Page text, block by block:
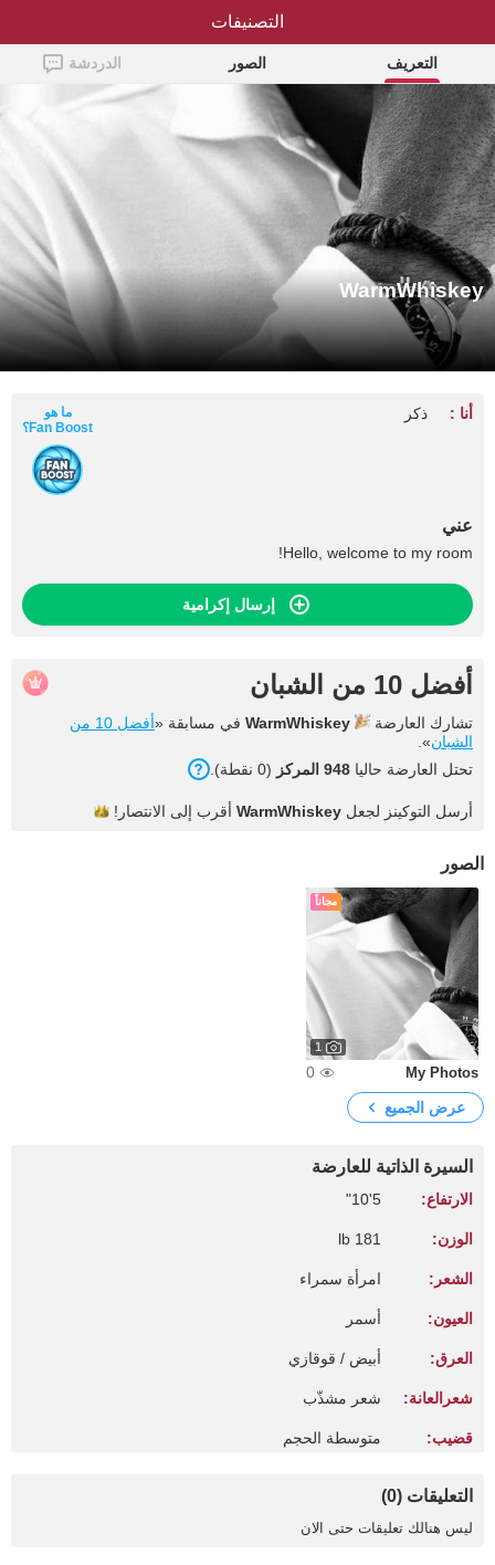
WarmWhiskey
التعريف الصور الدردشة
WarmWhiskey
أنا : ذكر
ما هو
Fan Boost؟
عني
Hello, welcome to my room!
إرسال إكرامية
أفضل 10 من الشبان
تشارك العارضة WarmWhiskey في مسابقة «
أفضل 10 من
الشبان».
تحتل العارضة حاليا 948 المركز (0 نقطة).
أرسل التوكينز لجعل WarmWhiskey أقرب إلى الانتصار!
الصور
مجاناً
1
My Photos
0
عرض الجميع
السيرة الذاتية للعارضة
الارتفاع: 5'10"
الوزن: 181 lb
الشعر: امرأة سمراء
العيون: أسمر
العرق: أبيض / قوقازي
شعرالعانة: شعر مشذّب
قضيب: متوسطة الحجم
التعليقات (0)
ليس هنالك تعليقات حتى الان
التصنيفات